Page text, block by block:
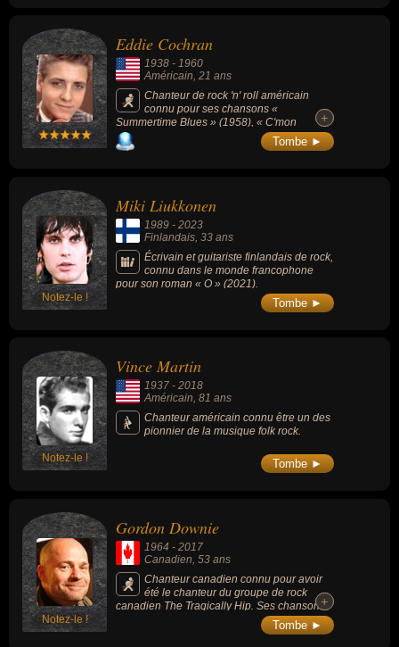
Eddie Cochran
1938 - 1960
Américain, 21 ans
Chanteur de rock 'n' roll américain
connu pour ses chansons «
Summertime Blues » (1958), « C'mon
Everybody » (1958) ou « Somethin' Else »
(1959).
+
+
Tombe ►
Notez-le !
Miki Liukkonen
1989 - 2023
Finlandais , 33 ans
Écrivain et guitariste finlandais de rock,
connu dans le monde francophone
pour son roman « O » (2021).
Tombe ►
Notez-le !
Vince Martin
1937 - 2018
Américain, 81 ans
Chanteur américain connu être un des
pionnier de la musique folk rock.
Tombe ►
Notez-le !
Gordon Downie
1964 - 2017
Canadien , 53 ans
Chanteur canadien connu pour avoir
été le chanteur du groupe de rock
canadien The Tragically Hip. Ses chansons
les + connues sont : Ahead by a Century
(1996), Wheat Kings (1992) ou Bobcaygeon
+
+
Tombe ►